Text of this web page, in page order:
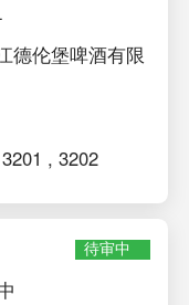
德伦堡啤酒有限
3201 ,3202
待审中